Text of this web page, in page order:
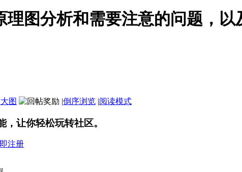
理图分析和需要注意的问题，
图 |倒序浏览 |阅读模式
让你轻松玩转社区。
注册